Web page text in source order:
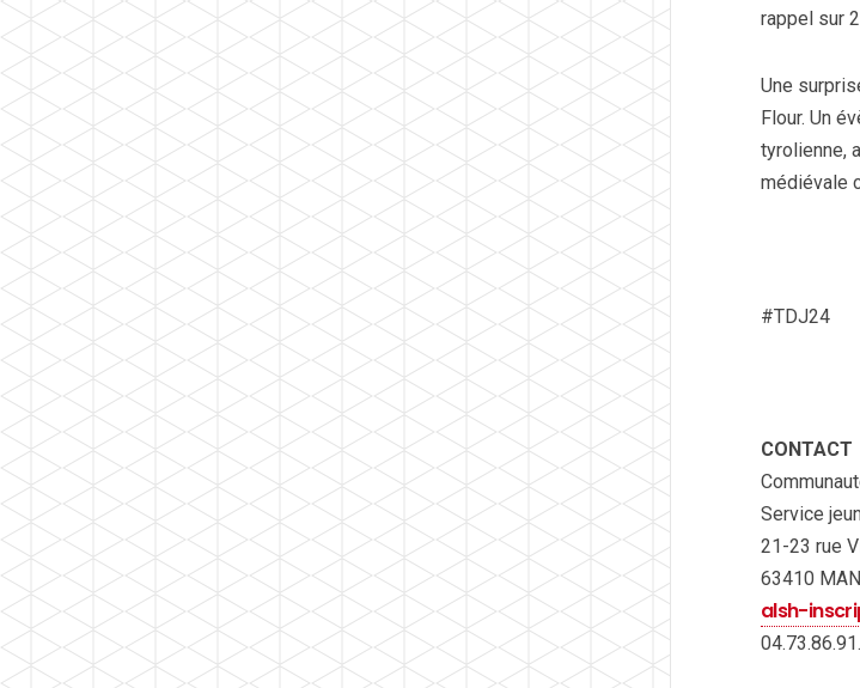
rappel sur
Une
Flour. Un
tyrolienne,
médiévale
#TDJ24
CONTACT
Service
21-23 rue
63410
alsh-